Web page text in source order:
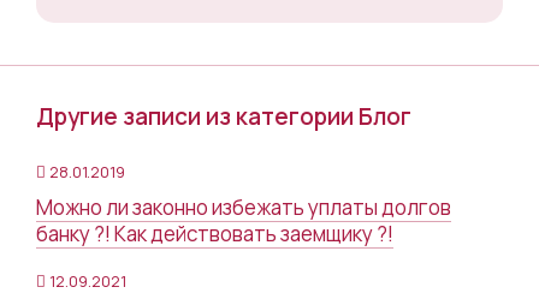
Другие записи из категории Блог
28.01.2019
Можно ли законно избежать уплаты долгов
банку ?! Как действовать заемщику ?!
12.09.2021